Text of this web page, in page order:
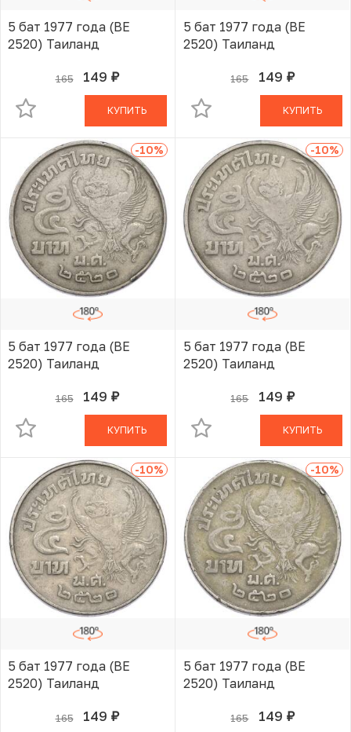
5 бат 1977 года (BE
2520) Таиланд
165 149 руб.
В КОРЗИНЕ
КУПИТЬ
5 бат 1977 года (BE
2520) Таиланд
165 149 руб.
В КОРЗИНЕ
КУПИТЬ
-10%
5 бат 1977 года (BE
2520) Таиланд
165 149 руб.
В КОРЗИНЕ
КУПИТЬ
-10%
5 бат 1977 года (BE
2520) Таиланд
165 149 руб.
В КОРЗИНЕ
КУПИТЬ
-10%
5 бат 1977 года (BE
2520) Таиланд
165 149 руб.
В КОРЗИНЕ
-10%
5 бат 1977 года (BE
2520) Таиланд
165 149 руб.
В КОРЗИНЕ